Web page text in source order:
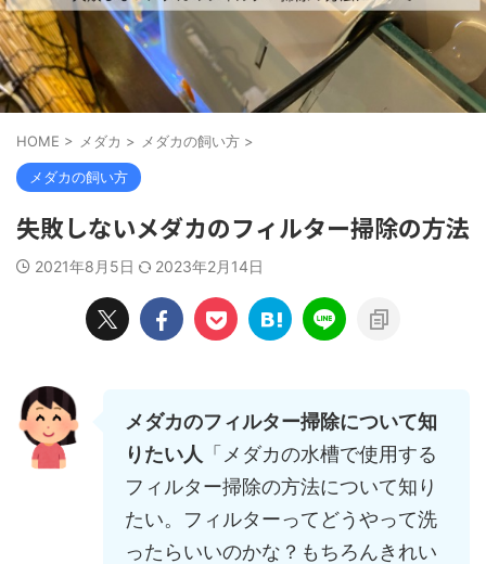
HOME > メダカ > メダカの飼い方 >
メダカの飼い方
失敗しないメダカのフィルター掃除の方法
2021年8月5日 2023年2月14日
メダカのフィルター掃除について知
りたい人 「メダカの水槽で使用する
フィルター掃除の方法について知り
たい。フィルターってどうやって洗
ったらいいのかな？もちろんきれい